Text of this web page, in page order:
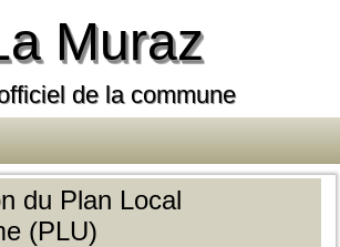
Muraz
de la commune
du Plan Local
(PLU)